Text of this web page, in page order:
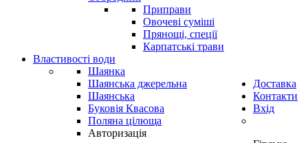
Приправи
Овочеві суміші
Прянощі, спеції
Карпатські трави
Властивості води
Шаянка
Шаянська джерельна
Шаянська
Буковія Квасова
Поляна цілюща
Доставка
Контакти
Вхід
Авторизація